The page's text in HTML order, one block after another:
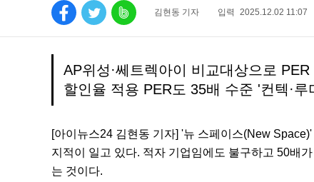
김현동 기자 입력 2025.12.02 11:07
AP위성·쎄트렉아이 비교대상으로
할인율 적용 PER도 35배 수준 '컨텍·
[아이뉴스24 김현동 기자] '뉴 스페이스(New
지적이 일고 있다. 적자 기업임에도 불구하고 50배
는 것이다.